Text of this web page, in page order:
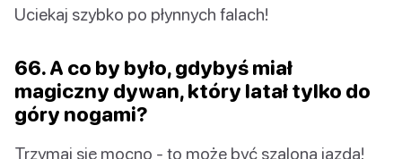
Uciekaj szybko po płynnych falach!
66. A co by było, gdybyś miał
magiczny dywan, który latał tylko do
góry nogami?
Trzymaj się mocno - to może być szalona jazda!